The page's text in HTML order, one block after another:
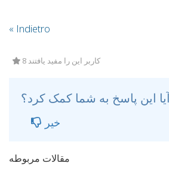
« Indietro
8 کاربر این را مفید یافتند
خیر
مقالات مربوطه